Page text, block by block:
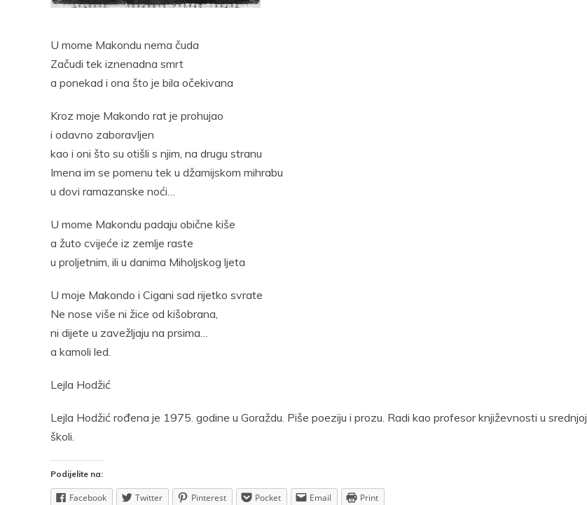
U mome Makondu nema čuda
Začudi tek iznenadna smrt
a ponekad i ona što je bila očekivana
Kroz moje Makondo rat je prohujao
i odavno zaboravljen
kao i oni što su otišli s njim, na drugu stranu
Imena im se pomenu tek u džamijskom mihrabu
u dovi ramazanske noći…
U mome Makondu padaju obične kiše
a žuto cvijeće iz zemlje raste
u proljetnim, ili u danima Miholjskog ljeta
U moje Makondo i Cigani sad rijetko svrate
Ne nose više ni žice od kišobrana,
ni dijete u zavežljaju na prsima…
a kamoli led.
Lejla Hodžić
Lejla Hodžić rođena je 1975. godine u Goraždu. Piše poeziju i prozu. Radi kao profesor književnosti u srednjoj
školi.
Podijelite na:
Facebook Twitter Pinterest Pocket Email Print